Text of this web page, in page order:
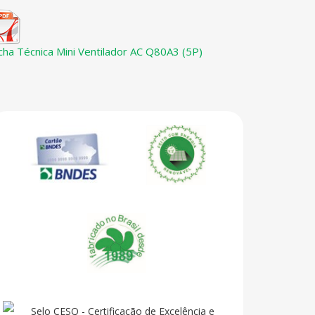
Técnica Mini Ventilador AC Q80A3 (5P)